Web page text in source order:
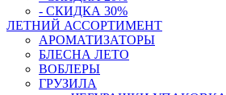
- СКИДКА 30%
ЛЕТНИЙ АССОРТИМЕНТ
АРОМАТИЗАТОРЫ
БЛЕСНА ЛЕТО
ВОБЛЕРЫ
ГРУЗИЛА